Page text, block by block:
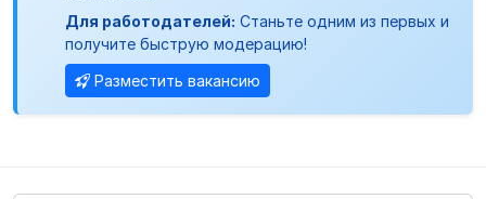
Для работодателей: Станьте одним из первых и
получите быструю модерацию!
Разместить вакансию